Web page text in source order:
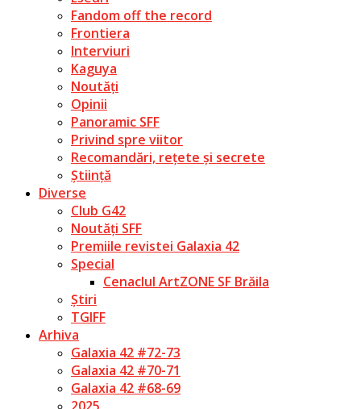
Fandom off the record
Frontiera
Interviuri
Kaguya
Noutăți
Opinii
Panoramic SFF
Privind spre viitor
Recomandări, rețete și secrete
Știință
Diverse
Club G42
Noutăți SFF
Premiile revistei Galaxia 42
Special
Cenaclul ArtZONE SF Brăila
Știri
TGIFF
Arhiva
Galaxia 42 #72-73
Galaxia 42 #70-71
Galaxia 42 #68-69